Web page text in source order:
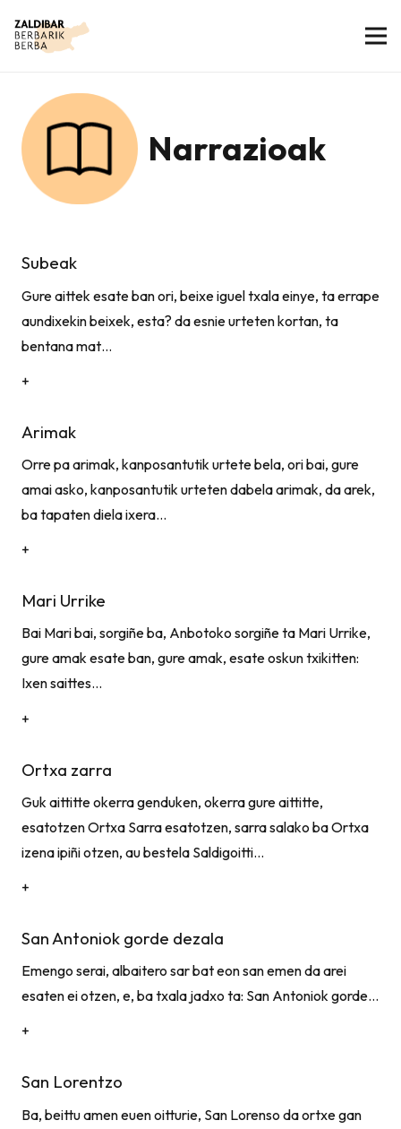
Narrazioak
Subeak
Gure aittek esate ban ori, beixe iguel txala einye, ta errape
aundixekin beixek, esta? da esnie urteten kortan, ta
bentana mat…
+
Arimak
Orre pa arimak, kanposantutik urtete bela, ori bai, gure
amai asko, kanposantutik urteten dabela arimak, da arek,
ba tapaten diela ixera…
+
Mari Urrike
Bai Mari bai, sorgiñe ba, Anbotoko sorgiñe ta Mari Urrike,
gure amak esate ban, gure amak, esate oskun txikitten:
Ixen saittes…
+
Ortxa zarra
Guk aittitte okerra genduken, okerra gure aittitte,
esatotzen Ortxa Sarra esatotzen, sarra salako ba Ortxa
izena ipiñi otzen, au bestela Saldigoitti…
+
San Antoniok gorde dezala
Emengo serai, albaitero sar bat eon san emen da arei
esaten ei otzen, e, ba txala jadxo ta: San Antoniok gorde…
+
San Lorentzo
Ba, beittu amen euen oitturie, San Lorenso da ortxe gan